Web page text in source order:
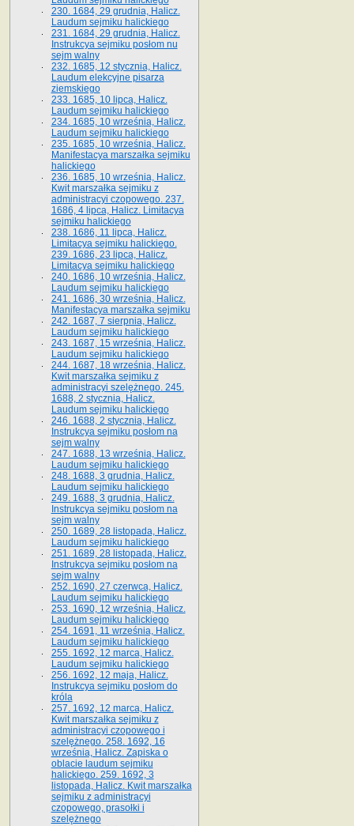
230. 1684, 29 grudnia, Halicz.
Laudum sejmiku halickiego
231. 1684, 29 grudnia, Halicz.
Instrukcya sejmiku posłom nu
sejm walny
232. 1685, 12 stycznia, Halicz.
Laudum elekcyjne pisarza
ziemskiego
233. 1685, 10 lipca, Halicz.
Laudum sejmiku halickiego
234. 1685, 10 września, Halicz.
Laudum sejmiku halickiego
235. 1685, 10 września, Halicz.
Manifestacya marszałka sejmiku
halickiego
236. 1685, 10 września, Halicz.
Kwit marszałka sejmiku z
administracyi czopowego. 237.
1686, 4 lipca, Halicz. Limitacya
sejmiku halickiego
238. 1686, 11 lipca, Halicz.
Limitacya sejmiku halickiego.
239. 1686, 23 lipca, Halicz.
Limitacya sejmiku halickiego
240. 1686, 10 września, Halicz.
Laudum sejmiku halickiego
241. 1686, 30 września, Halicz.
Manifestacya marszałka sejmiku
242. 1687, 7 sierpnia, Halicz.
Laudum sejmiku halickiego
243. 1687, 15 września, Halicz.
Laudum sejmiku halickiego
244. 1687, 18 września, Halicz.
Kwit marszałka sejmiku z
administracyi szelężnego. 245.
1688, 2 stycznia, Halicz.
Laudum sejmiku halickiego
246. 1688, 2 stycznia, Halicz.
Instrukcya sejmiku posłom na
sejm walny
247. 1688, 13 września, Halicz.
Laudum sejmiku halickiego
248. 1688, 3 grudnia, Halicz.
Laudum sejmiku halickiego
249. 1688, 3 grudnia, Halicz.
Instrukcya sejmiku posłom na
sejm walny
250. 1689, 28 listopada, Halicz.
Laudum sejmiku halickiego
251. 1689, 28 listopada, Halicz.
Instrukcya sejmiku posłom na
sejm walny
252. 1690, 27 czerwca, Halicz.
Laudum sejmiku halickiego
253. 1690, 12 września, Halicz.
Laudum sejmiku halickiego
254. 1691, 11 września, Halicz.
Laudum sejmiku halickiego
255. 1692, 12 marca, Halicz.
Laudum sejmiku halickiego
256. 1692, 12 maja, Halicz.
Instrukcya sejmiku posłom do
króla
257. 1692, 12 marca, Halicz.
Kwit marszałka sejmiku z
administracyi czopowego i
szelężnego. 258. 1692, 16
września, Halicz. Zapiska o
oblacie laudum sejmiku
halickiego. 259. 1692, 3
listopada, Halicz. Kwit marszałka
sejmiku z administracyi
czopowego, prasołki i
szelężnego